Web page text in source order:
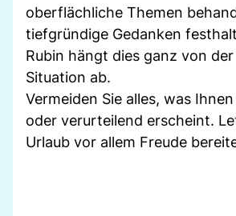
oberflächliche Themen
tiefgründige Gedanken
Rubin hängt dies ganz von
Situation ab.
Vermeiden Sie alles, was
oder verurteilend erscheint.
Urlaub vor allem Freude